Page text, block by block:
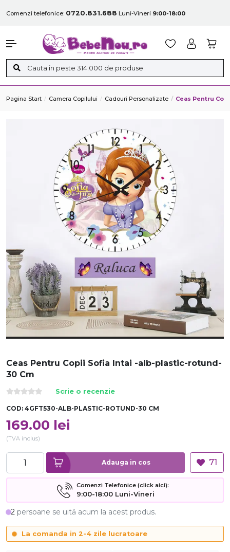
Comenzi telefonice: 0720.831.688 Luni-Vineri 9:00-18:00
Pagina Start Camera Copilului Cadouri Personalizate Ceas Pentru
Ceas Pentru Copii Sofia Intai -alb-plastic-rotund-
30 Cm
Scrie o recenzie
COD: 4GFT530-ALB-PLASTIC-ROTUND-30 CM
169.00 lei
(TVA inclus)
Adauga in cos 71
Comenzi Telefonice (click aici):
9:00-18:00 Luni-Vineri
2 persoane se uită acum la acest produs.
La comanda in 2-4 zile lucratoare